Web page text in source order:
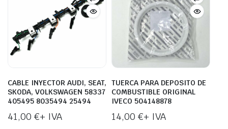
CABLE INYECTOR AUDI, SEAT,
SKODA, VOLKSWAGEN 58337
405495 8035494 25494
41,00 €+ IVA
TUERCA PARA DEPOSITO DE
COMBUSTIBLE ORIGINAL
IVECO 504148878
14,00 €+ IVA